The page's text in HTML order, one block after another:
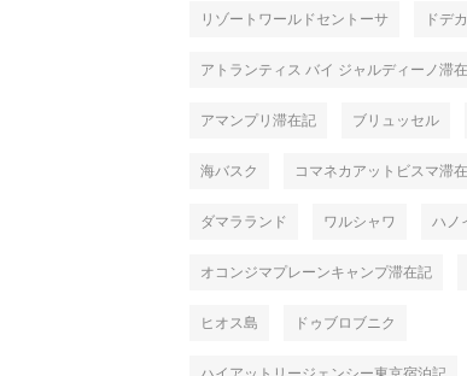
リゾートワールドセントーサ ドデ
アトランティス バイ ジャルディーノ滞
アマンプリ滞在記 ブリュッセル
海バスク コマネカアットビスマ滞
ダマラランド ワルシャワ ハノ
オコンジマプレーンキャンプ滞在記
ヒオス島 ドゥブロブニク